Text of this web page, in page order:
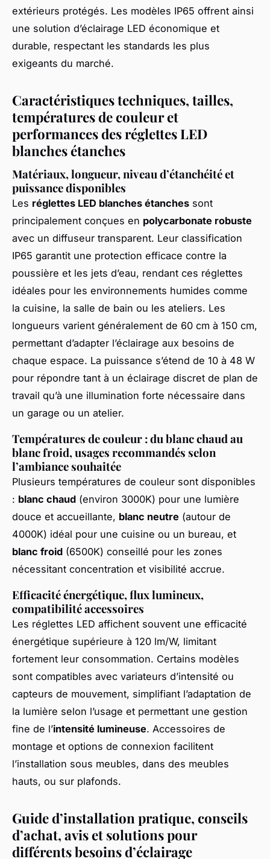
extérieurs protégés. Les modèles IP65 offrent ainsi
une solution d’éclairage LED économique et
durable, respectant les standards les plus
exigeants du marché.
Caractéristiques techniques, tailles,
températures de couleur et
performances des réglettes LED
blanches étanches
Matériaux, longueur, niveau d’étanchéité et
puissance disponibles
Les réglettes LED blanches étanches sont
principalement conçues en polycarbonate robuste
avec un diffuseur transparent. Leur classification
IP65 garantit une protection efficace contre la
poussière et les jets d’eau, rendant ces réglettes
idéales pour les environnements humides comme
la cuisine, la salle de bain ou les ateliers. Les
longueurs varient généralement de 60 cm à 150 cm,
permettant d’adapter l’éclairage aux besoins de
chaque espace. La puissance s’étend de 10 à 48 W
pour répondre tant à un éclairage discret de plan de
travail qu’à une illumination forte nécessaire dans
un garage ou un atelier.
Températures de couleur : du blanc chaud au
blanc froid, usages recommandés selon
l’ambiance souhaitée
Plusieurs températures de couleur sont disponibles
: blanc chaud (environ 3000K) pour une lumière
douce et accueillante, blanc neutre (autour de
4000K) idéal pour une cuisine ou un bureau, et
blanc froid (6500K) conseillé pour les zones
nécessitant concentration et visibilité accrue.
Efficacité énergétique, flux lumineux,
compatibilité accessoires
Les réglettes LED affichent souvent une efficacité
énergétique supérieure à 120 lm/W, limitant
fortement leur consommation. Certains modèles
sont compatibles avec variateurs d’intensité ou
capteurs de mouvement, simplifiant l’adaptation de
la lumière selon l’usage et permettant une gestion
fine de l’intensité lumineuse. Accessoires de
montage et options de connexion facilitent
l’installation sous meubles, dans des meubles
hauts, ou sur plafonds.
Guide d’installation pratique, conseils
d’achat, avis et solutions pour
différents besoins d’éclairage